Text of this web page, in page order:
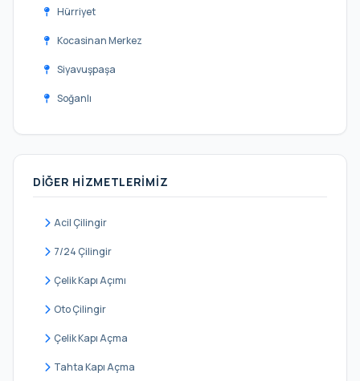
Hürriyet
Kocasinan Merkez
Siyavuşpaşa
Soğanlı
Yenibosna Merkez
Zafer
DIĞER HIZMETLERIMIZ
Acil Çilingir
7/24 Çilingir
Çelik Kapı Açımı
Oto Çilingir
Çelik Kapı Açma
Tahta Kapı Açma